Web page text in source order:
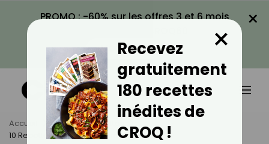
PROMO : -60% sur les offres 3 et 6 mois
VOIR LA PROMO
×
Accueil Actus
Recettes
10 Recettes D’été Aux Pommes De Terre
Recevez
gratuitement
180 recettes
inédites de
CROQ !
×